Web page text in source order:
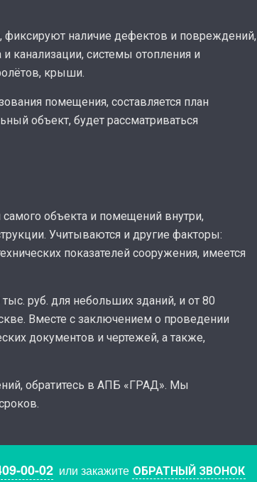
фиксируют наличие дефектов и повреждений,
канализации, системы отопления и
крыши.
помещения, составляется план
объект, будет рассматриваться
самого объекта и помещений внутри,
Учитываются и другие факторы:
показателей сооружения, имеется
руб. для небольших зданий, и от 80
Вместе с заключением о проведении
документов и чертежей, а также,
обратитесь в АПБ «‎ГРАД». Мы
00-02или закажите ОБРАТНЫЙ ЗВОНОК